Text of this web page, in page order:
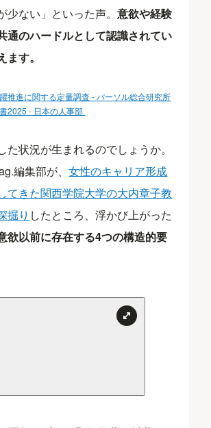
少ない」といった声。意欲や経験
通のハードルとして認識されてい
す。
推進に関する定量調査 - パーソル総合研究所
2025 - 日本の人事部
た状況が生まれるのでしょうか。
編集部が、女性のキャリア形成
てきた関西学院大学の大内章子教
掘り したところ、浮かび上がった
欲以前に存在する4つの構造的要